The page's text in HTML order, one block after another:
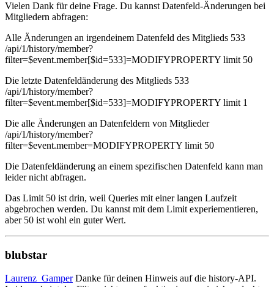
Vielen Dank für deine Frage. Du kannst Datenfeld-Änderungen bei
Mitgliedern abfragen:
Alle Änderungen an irgendeinem Datenfeld des Mitglieds 533
/api/1/history/member?
filter=$event.member[$id=533]=MODIFYPROPERTY limit 50
Die letzte Datenfeldänderung des Mitglieds 533
/api/1/history/member?
filter=$event.member[$id=533]=MODIFYPROPERTY limit 1
Die alle Änderungen an Datenfeldern von Mitglieder
/api/1/history/member?
filter=$event.member=MODIFYPROPERTY limit 50
Die Datenfeldänderung an einem spezifischen Datenfeld kann man
leider nicht abfragen.
Das Limit 50 ist drin, weil Queries mit einer langen Laufzeit
abgebrochen werden. Du kannst mit dem Limit experiementieren,
aber 50 ist wohl ein guter Wert.
blubstar
Laurenz_GamperDanke für deinen Hinweis auf die history-API.